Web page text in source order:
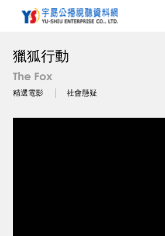
獵狐行動
The Fox
精選電影 社會懸疑